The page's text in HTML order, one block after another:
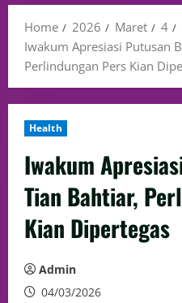
Home 2026 Maret
4
Iwakum Apresiasi Putusan
Perlindungan Pers Kian
Health
Iwakum
Tian Bahtiar,
Kian Dipertegas
Admin
04/03/2026